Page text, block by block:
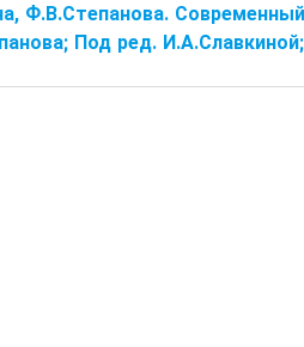
Ф.В.Степанова.
Под ред.